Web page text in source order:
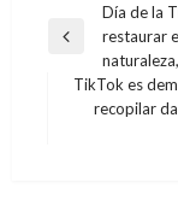
Navegación
de
entradas
Entrada
anterior
Día de la
restaurar
Entrada
TikTok es
recopilar